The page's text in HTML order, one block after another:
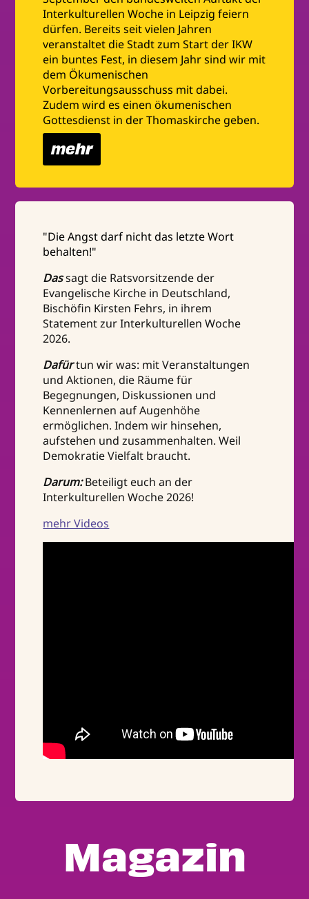
Interkulturellen Woche in Leipzig feiern
dürfen. Bereits seit vielen Jahren
veranstaltet die Stadt zum Start der IKW
ein buntes Fest, in diesem Jahr sind wir mit
dem Ökumenischen
Vorbereitungsausschuss mit dabei.
Zudem wird es einen ökumenischen
Gottesdienst in der Thomaskirche geben.
mehr
"Die Angst darf nicht das letzte Wort
behalten!"
Dassagt die Ratsvorsitzende der
Evangelische Kirche in Deutschland,
Bischöfin Kirsten Fehrs, in ihrem
Statement zur Interkulturellen Woche
2026.
Dafürtun wir was: mit Veranstaltungen
und Aktionen, die Räume für
Begegnungen, Diskussionen und
Kennenlernen auf Augenhöhe
ermöglichen. Indem wir hinsehen,
aufstehen und zusammenhalten. Weil
Demokratie Vielfalt braucht.
Darum:Beteiligt euch an der
Interkulturellen Woche 2026!
mehr Videos
Magazin